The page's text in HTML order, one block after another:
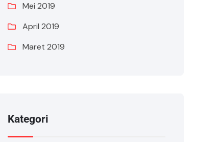
Mei 2019
April 2019
Maret 2019
Kategori